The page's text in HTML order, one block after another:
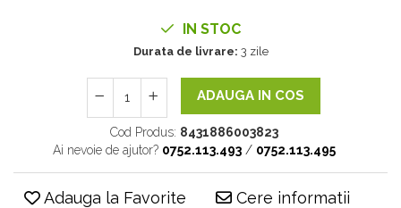
IN STOC
Durata de livrare: 3 zile
ADAUGA IN COS
Cod Produs: 8431886003823
Ai nevoie de ajutor? 0752.113.493 / 0752.113.495
Adauga la Favorite Cere informatii